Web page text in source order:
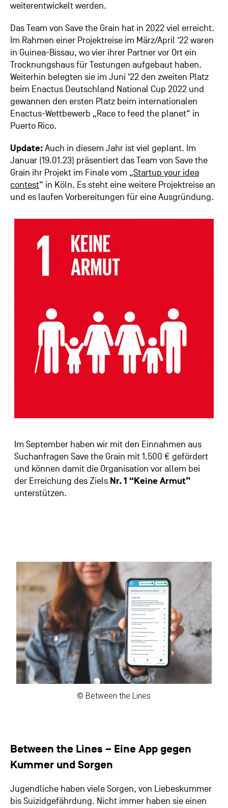
weiterentwickelt werden.
Das Team von Save the Grain hat in 2022 viel erreicht.
Im Rahmen einer Projektreise im März/April ‘22 waren
in Guinea-Bissau, wo vier ihrer Partner vor Ort ein
Trocknungshaus für Testungen aufgebaut haben.
Weiterhin belegten sie im Juni ‘22 den zweiten Platz
beim Enactus Deutschland National Cup 2022 und
gewannen den ersten Platz beim internationalen
Enactus-Wettbewerb „Race to feed the planet“ in
Puerto Rico.
Update:Auch in diesem Jahr ist viel geplant. Im
Januar (19.01.23) präsentiert das Team von Save the
Grain ihr Projekt im Finale vom „Startup your idea
contest“ in Köln. Es steht eine weitere Projektreise an
und es laufen Vorbereitungen für eine Ausgründung.
Im September haben wir mit den Einnahmen aus
Suchanfragen Save the Grain mit 1.500 € gefördert
und können damit die Organisation vor allem bei
der Erreichung des Ziels Nr. 1 “Keine Armut”
unterstützen.
© Between the Lines
Between the Lines – Eine App gegen
Kummer und Sorgen
Jugendliche haben viele Sorgen, von Liebeskummer
bis Suizidgefährdung. Nicht immer haben sie einen